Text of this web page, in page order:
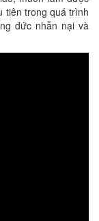
tiên trong quá trình
đức nhẫn nại và